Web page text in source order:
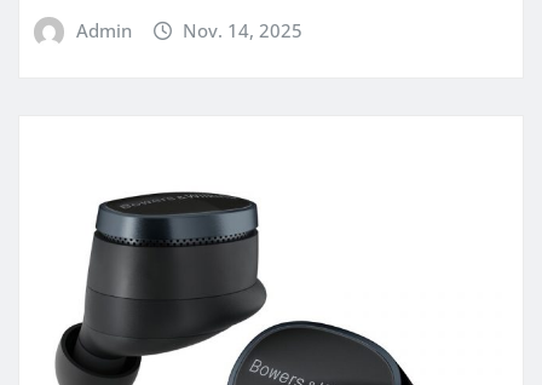
Admin Nov. 14, 2025